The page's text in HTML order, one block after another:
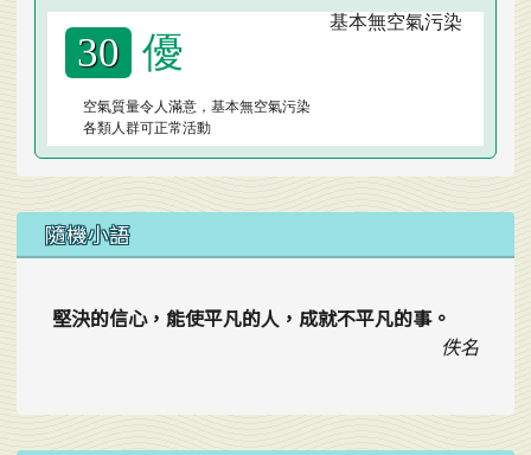
30 優
空氣質量令人滿意，基本無空氣污染
各類人群可正常活動
隨機小語
堅決的信心，能使平凡的人，成就不平凡的事。
佚名